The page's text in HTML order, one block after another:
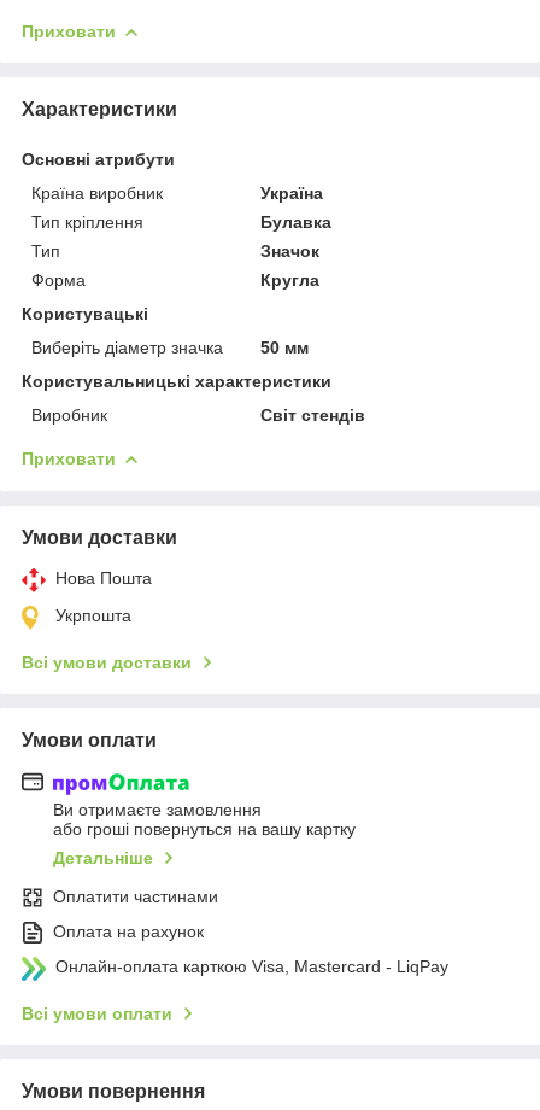
Приховати
Характеристики
Основні атрибути
Країна виробник
Україна
Тип кріплення
Булавка
Тип
Значок
Форма
Кругла
Користувацькі
Виберіть діаметр значка
50 мм
Користувальницькі характеристики
Виробник
Світ стендів
Приховати
Умови доставки
Нова Пошта
Укрпошта
Всі умови доставки
Умови оплати
Ви отримаєте замовлення
або гроші повернуться на вашу картку
Детальніше
Оплатити частинами
Оплата на рахунок
Онлайн-оплата карткою Visa, Mastercard - LiqPay
Всі умови оплати
Умови повернення